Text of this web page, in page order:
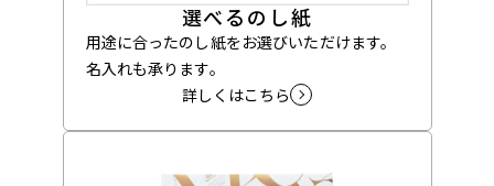
選べるのし紙
用途に合ったのし紙をお選びいただけます。
名入れも承ります。
詳しくはこちら